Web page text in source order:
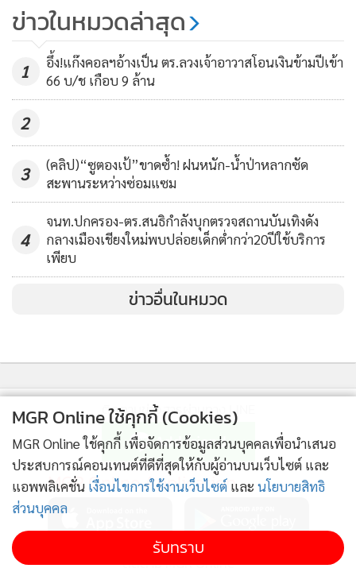
9,419
ขับรถตู้ไปยิงดับ
ข่าวในหมวดล่าสุด
1
อึ้ง!แก๊งคอลฯอ้างเป็น ตร.ลวงเจ้าอาวาสโอนเงินข้ามปีเข้า
66 บ/ช เกือบ 9 ล้าน
2
3
(คลิป)“ซูตองเป้”ขาดซ้ำ! ฝนหนัก-น้ำป่าหลากซัด
สะพานระหว่างซ่อมแซม
4
จนท.ปกครอง-ตร.สนธิกำลังบุกตรวจสถานบันเทิงดัง
กลางเมืองเชียงใหม่พบปล่อยเด็กต่ำกว่า20ปีใช้บริการ
เพียบ
ข่าวอื่นในหมวด
ติดตามข่าวสารผ่านทาง LINE
MGR Online Application
ติดตาม MGR Online
MGR Online ใช้คุกกี้ (Cookies)
MGR Online ใช้คุกกี้ เพื่อจัดการข้อมูลส่วนบุคคลเพื่อนำเสนอ
ประสบการณ์คอนเทนต์ที่ดีที่สุดให้กับผู้อ่านบนเว็บไซต์ และ
แอพพลิเคชั่น เงื่อนไขการใช้งานเว็บไซต์ และ นโยบายสิทธิ
ส่วนบุคคล
รับทราบ